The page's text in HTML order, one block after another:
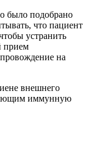
было подобрано
что пациент
устранить
прием
на
внешнего
иммунную